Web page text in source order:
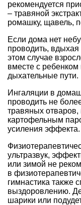
рекомендуется
– травяной
ромашку, щавель,
Если дома нет
проводить,
этом случае
вместе с
дыхательные пути.
Ингаляции в
проводить не
травяных
картофельным
усиления эффекта.
ультразвук,
или зимой не
в
гимнастика также
выздоровлению.
шарики или